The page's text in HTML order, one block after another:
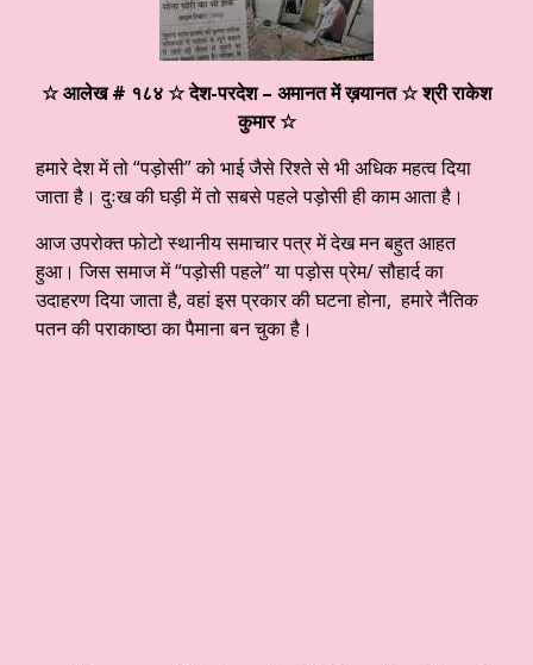
☆ आलेख # १८४ ☆ देश-परदेश – अमानत में ख़यानत☆ श्री राकेश
कुमार ☆
हमारे देश में तो “पड़ोसी” को भाई जैसे रिश्ते से भी अधिक महत्व दिया
जाता है। दुःख की घड़ी में तो सबसे पहले पड़ोसी ही काम आता है।
आज उपरोक्त फोटो स्थानीय समाचार पत्र में देख मन बहुत आहत
हुआ। जिस समाज में “पड़ोसी पहले” या पड़ोस प्रेम/ सौहार्द का
उदाहरण दिया जाता है, वहां इस प्रकार की घटना होना, हमारे नैतिक
पतन की पराकाष्ठा का पैमाना बन चुका है।